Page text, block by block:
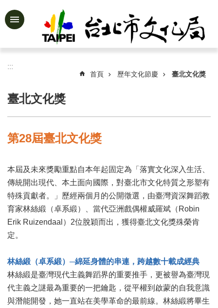
跳到主要內容區塊
進
告
訊
識
文
化
局
業
務
臺
北
藝
文
:::
首頁 歷年文化節慶 臺北文化獎
臺北文化獎
第28屆臺北文化獎
本屆及未來獎勵重點自本年起固定為「落實文化深入生活、
傳統開出現代、本土面向國際，對臺北市文化特質之形塑有
特殊貢獻者。」歷經兩個月的公開徵選，由臺灣資深舞蹈教
育家林絲緞（卓系緞）、當代亞洲戲偶權威羅斌（Robin
Erik Ruizendaal）2位脫穎而出，獲得臺北文化獎殊榮肯
定。
林絲緞（卓系緞）─綿延身體的串連，跨越數十載成經典
林絲緞是臺灣現代主義舞蹈界的重要推手，更被譽為臺灣現
代主義之謎最為重要的一把鑰匙，從平權到啟蒙的自我意識
與潛能開發，她一直站在美學革命的最前線。林絲緞將畢生